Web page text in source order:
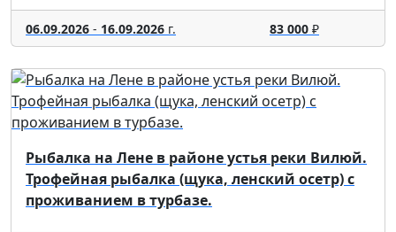
06.09.2026 - 16.09.2026 г. 83 000₽
Рыбалка на Лене в районе устья реки Вилюй.
Трофейная рыбалка (щука, ленский осетр) с
проживанием в турбазе.